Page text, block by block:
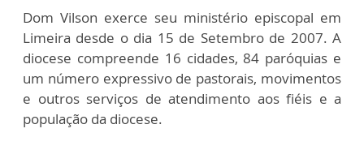
Dom Vilson exerce seu ministério episcopal em
Limeira desde o dia 15 de Setembro de 2007. A
diocese compreende 16 cidades, 84 paróquias e
um número expressivo de pastorais, movimentos
e outros serviços de atendimento aos fiéis e a
população da diocese.